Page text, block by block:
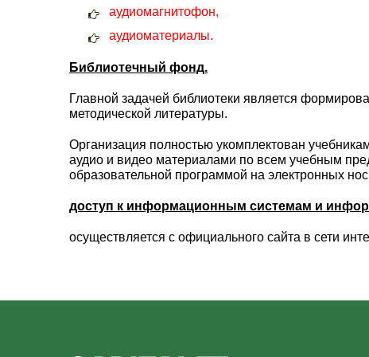
аудиомагнитофон,
аудиоматериалы.
Библиотечный фонд.
Главной задачей библиотеки является
методической литературы.
Организация полностью укомплектован
аудио и видео материалами по всем учебным
образовательной программой на электронных
доступ к информационным системам и
осуществляется с официального сайта в сети